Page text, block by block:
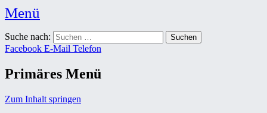
Menü
Weingut Karl Friedrich Aust
Das Weingut im Herzen der Radebeuler Oberlößnitz
Suche nach:
Facebook E-Mail Telefon
Primäres Menü
Zum Inhalt springen